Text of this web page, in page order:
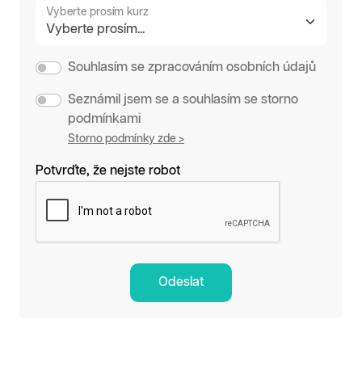
Vyberte prosím kurz
Souhlasím se zpracováním osobních údajů
Seznámil jsem se a souhlasím se storno
podmínkami
Storno podmínky zde >
Potvrďte, že nejste robot
Odeslat